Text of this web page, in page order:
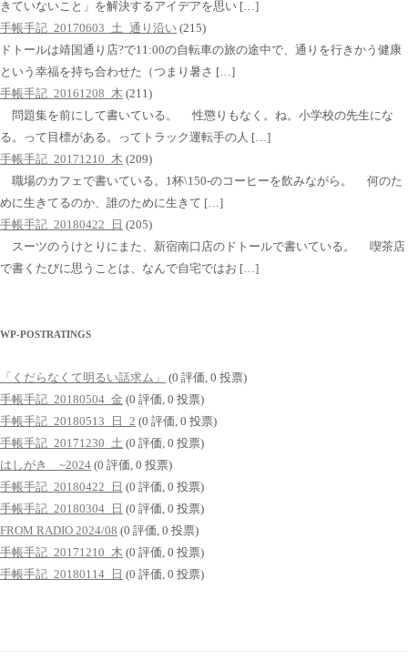
きていないこと」を解決するアイデアを思い […]
手帳手記_20170603_土_通り沿い (215)
ドトールは靖国通り店?で11:00の自転車の旅の途中で、通りを行きかう健康
という幸福を持ち合わせた（つまり暑さ […]
手帳手記_20161208_木 (211)
問題集を前にして書いている。 性懲りもなく。ね。小学校の先生にな
る。って目標がある。ってトラック運転手の人 […]
手帳手記_20171210_木 (209)
職場のカフェで書いている。1杯\150-のコーヒーを飲みながら。 何のた
めに生きてるのか、誰のために生きて […]
手帳手記_20180422_日 (205)
スーツのうけとりにまた、新宿南口店のドトールで書いている。 喫茶店
で書くたびに思うことは、なんで自宅ではお […]
WP-POSTRATINGS
「くだらなくて明るい話求ム」
(0 評価, 0 投票)
手帳手記_20180504_金 (0 評価, 0 投票)
手帳手記_20180513_日_2 (0 評価, 0 投票)
手帳手記_20171230_土 (0 評価, 0 投票)
はしがき ~2024 (0 評価, 0 投票)
手帳手記_20180422_日 (0 評価, 0 投票)
手帳手記_20180304_日 (0 評価, 0 投票)
FROM RADIO 2024/08 (0 評価, 0 投票)
手帳手記_20171210_木 (0 評価, 0 投票)
手帳手記_20180114_日 (0 評価, 0 投票)